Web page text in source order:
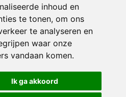
inhoud en
te tonen, om ons
te analyseren en
waar onze
vandaan komen.
Ik ga akkoord
Vereniging voor Acupunctuur